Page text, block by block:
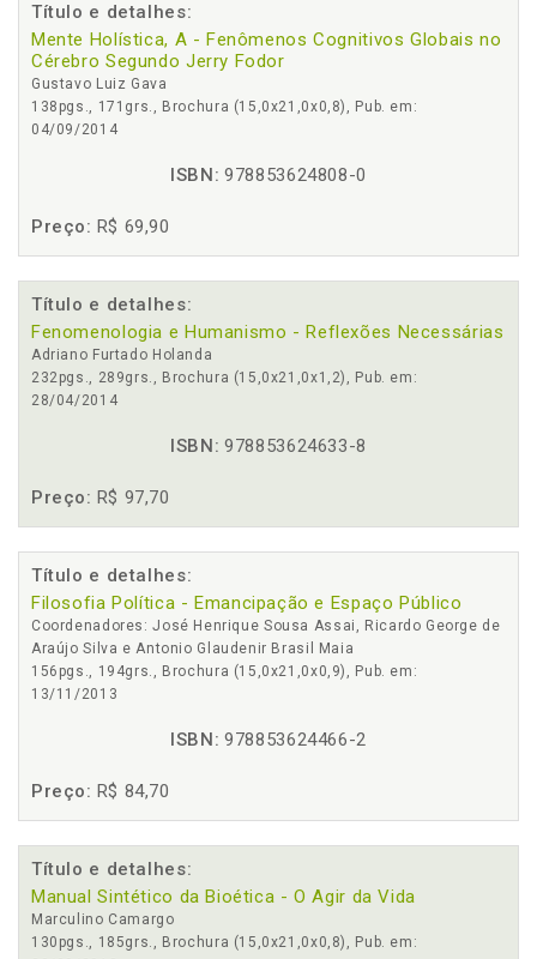
Título e detalhes:
Mente Holística, A - Fenômenos Cognitivos Globais no
Cérebro Segundo Jerry Fodor
Gustavo Luiz Gava
138pgs., 171grs., Brochura (15,0x21,0x0,8), Pub. em:
04/09/2014
ISBN: 978853624808-0
Preço: R$ 69,90
Título e detalhes:
Fenomenologia e Humanismo - Reflexões Necessárias
Adriano Furtado Holanda
232pgs., 289grs., Brochura (15,0x21,0x1,2), Pub. em:
28/04/2014
ISBN: 978853624633-8
Preço: R$ 97,70
Título e detalhes:
Filosofia Política - Emancipação e Espaço Público
Coordenadores: José Henrique Sousa Assai, Ricardo George de
Araújo Silva e Antonio Glaudenir Brasil Maia
156pgs., 194grs., Brochura (15,0x21,0x0,9), Pub. em:
13/11/2013
ISBN: 978853624466-2
Preço: R$ 84,70
Título e detalhes:
Manual Sintético da Bioética - O Agir da Vida
Marculino Camargo
130pgs., 185grs., Brochura (15,0x21,0x0,8), Pub. em: